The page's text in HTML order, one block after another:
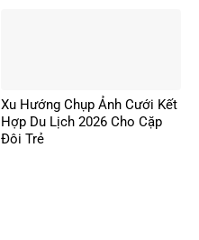
Xu Hướng Chụp Ảnh Cưới Kết
Hợp Du Lịch 2026 Cho Cặp
Đôi Trẻ